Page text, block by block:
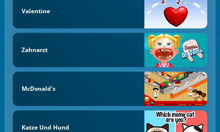
Valentine
Zahnarzt
McDonald's
Katze Und Hund